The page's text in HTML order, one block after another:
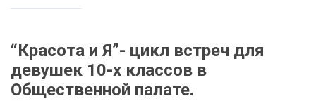
“Красота и Я”- цикл встреч для
девушек 10-х классов в
Общественной палате.